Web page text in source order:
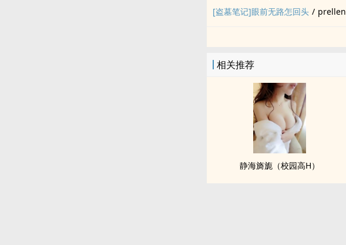
[盗墓笔记]眼前无路怎回头 / prellen
相关推荐
静海旖旎（校园高H）